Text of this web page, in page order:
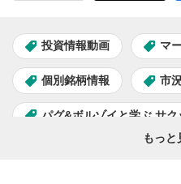
投資情報動画 マ
個別銘柄情報 市
パグ&ボルゾイと学ぶ サ